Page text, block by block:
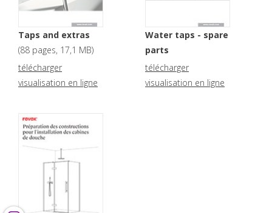
Taps and extras
(88 pages, 17,1 MB)
télécharger
visualisation en ligne
Water taps - spare
parts
(206 pages,
télécharger
visualisation en ligne